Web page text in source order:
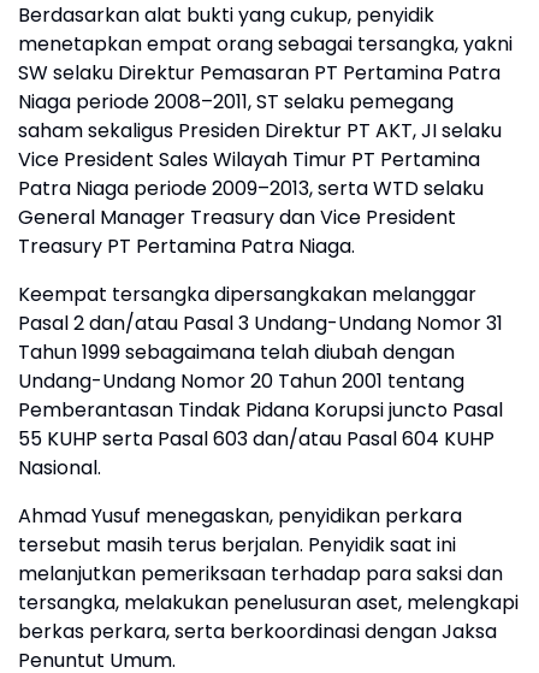
Berdasarkan alat bukti yang cukup, penyidik
menetapkan empat orang sebagai tersangka, yakni
SW selaku Direktur Pemasaran PT Pertamina Patra
Niaga periode 2008–2011, ST selaku pemegang
saham sekaligus Presiden Direktur PT AKT, JI selaku
Vice President Sales Wilayah Timur PT Pertamina
Patra Niaga periode 2009–2013, serta WTD selaku
General Manager Treasury dan Vice President
Treasury PT Pertamina Patra Niaga.
Keempat tersangka dipersangkakan melanggar
Pasal 2 dan/atau Pasal 3 Undang-Undang Nomor 31
Tahun 1999 sebagaimana telah diubah dengan
Undang-Undang Nomor 20 Tahun 2001 tentang
Pemberantasan Tindak Pidana Korupsi juncto Pasal
55 KUHP serta Pasal 603 dan/atau Pasal 604 KUHP
Nasional.
Ahmad Yusuf menegaskan, penyidikan perkara
tersebut masih terus berjalan. Penyidik saat ini
melanjutkan pemeriksaan terhadap para saksi dan
tersangka, melakukan penelusuran aset, melengkapi
berkas perkara, serta berkoordinasi dengan Jaksa
Penuntut Umum.